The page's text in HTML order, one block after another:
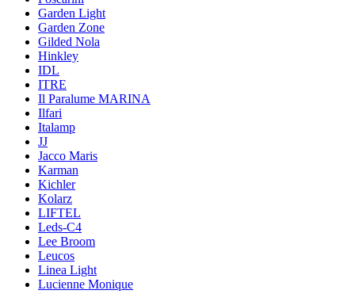
Garden Light
Garden Zone
Gilded Nola
Hinkley
IDL
ITRE
Il Paralume MARINA
Ilfari
Italamp
JJ
Jacco Maris
Karman
Kichler
Kolarz
LIFTEL
Leds-C4
Lee Broom
Leucos
Linea Light
Lucienne Monique